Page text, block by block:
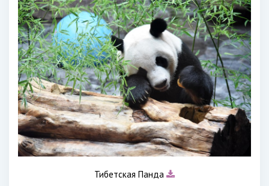
Тибетская Панда